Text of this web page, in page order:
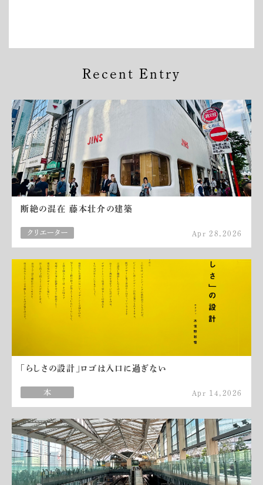
Recent Entry
断絶の混在 藤本壮介の建築
Apr 28,2026
「らしさの設計」ロゴは入口に過ぎない
Apr 14,2026